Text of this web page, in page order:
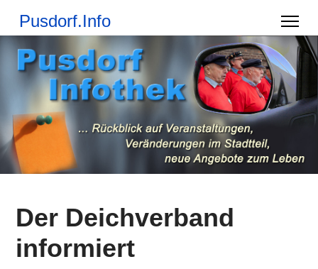
Pusdorf.Info
Der Deichverband
informiert